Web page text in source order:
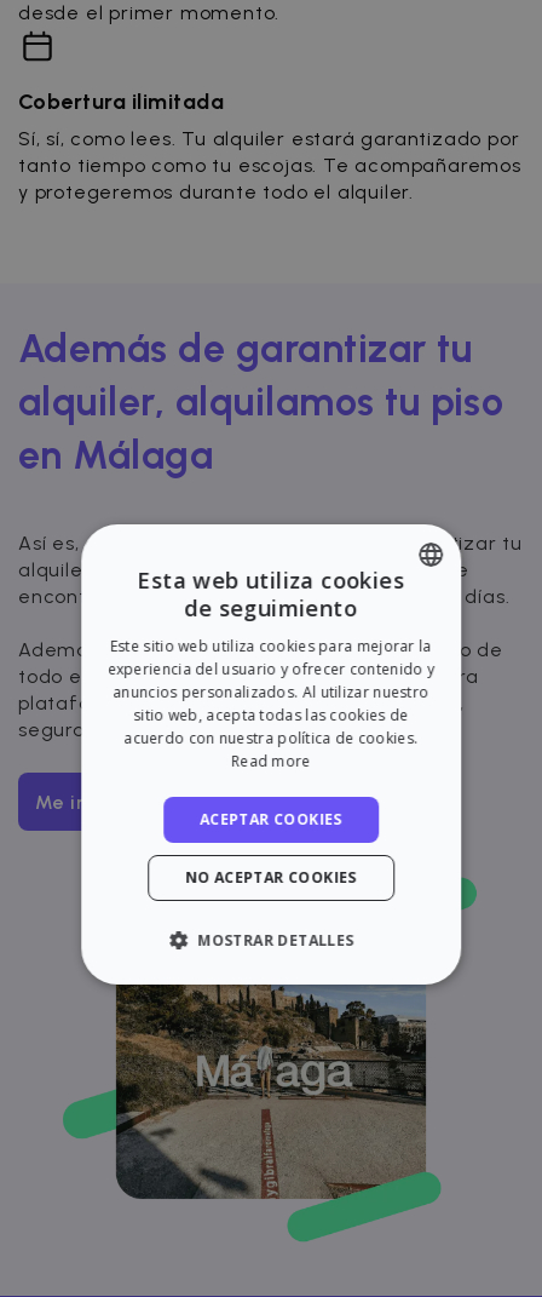
desde el primer momento.
Cobertura ilimitada
Sí, sí, como lees. Tu alquiler estará garantizado por
tanto tiempo como tu escojas. Te acompañaremos
y protegeremos durante todo el alquiler.
Además de garantizar tu
alquiler, alquilamos tu piso
en Málaga
Así es, en Zazume no nos limitamos a garantizar tu
alquiler, sino que también nos encargamos de
encontrarte inquilinos solventes en tan solo 11 días.
Además, tendrás visibilidad y control a lo largo de
todo el proceso de alquiler a través de nuestra
plataforma. Alquila tu piso de manera rápida,
segura y completamente digital.
Me interesa
SPANISH
Esta web utiliza cookies
de seguimiento
Este sitio web utiliza cookies para mejorar la
experiencia del usuario y ofrecer contenido y
anuncios personalizados. Al utilizar nuestro
sitio web, acepta todas las cookies de
acuerdo con nuestra política de cookies.
Read more
ACEPTAR COOKIES
NO ACEPTAR COOKIES
MOSTRAR DETALLES
ESTRICTAMENTE NECESARIAS
RENDIMIENTO
ORIENTACIÓN
FUNCIONALIDAD